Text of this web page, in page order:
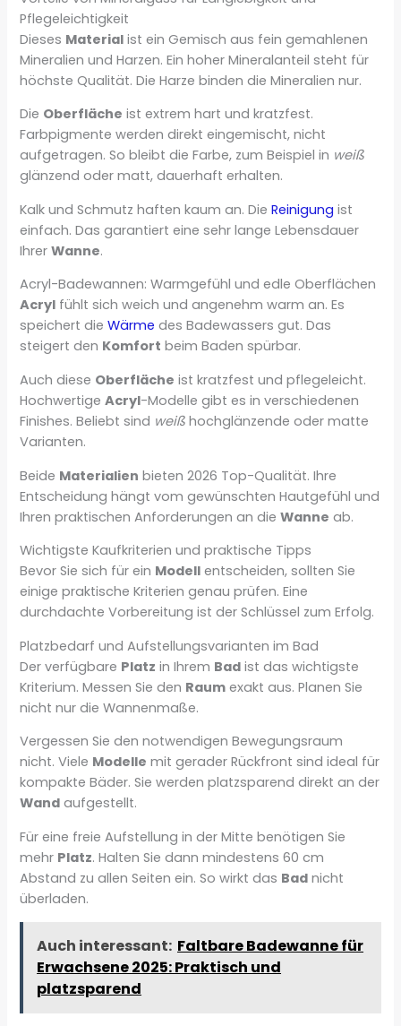
Pflegeleichtigkeit
Dieses Material ist ein Gemisch aus fein gemahlenen
Mineralien und Harzen. Ein hoher Mineralanteil steht für
höchste Qualität. Die Harze binden die Mineralien nur.
Die Oberfläche ist extrem hart und kratzfest.
Farbpigmente werden direkt eingemischt, nicht
aufgetragen. So bleibt die Farbe, zum Beispiel in weiß
glänzend oder matt, dauerhaft erhalten.
Kalk und Schmutz haften kaum an. DieReinigung ist
einfach. Das garantiert eine sehr lange Lebensdauer
IhrerWanne.
Acryl-Badewannen: Warmgefühl und edle Oberflächen
Acryl fühlt sich weich und angenehm warm an. Es
speichert dieWärme des Badewassers gut. Das
steigert den Komfort beim Baden spürbar.
Auch diese Oberfläche ist kratzfest und pflegeleicht.
HochwertigeAcryl-Modelle gibt es in verschiedenen
Finishes. Beliebt sind weiß hochglänzende oder matte
Varianten.
Beide Materialien bieten 2026 Top-Qualität. Ihre
Entscheidung hängt vom gewünschten Hautgefühl und
Ihren praktischen Anforderungen an dieWanne ab.
Wichtigste Kaufkriterien und praktische Tipps
Bevor Sie sich für ein Modell entscheiden, sollten Sie
einige praktische Kriterien genau prüfen. Eine
durchdachte Vorbereitung ist der Schlüssel zum Erfolg.
Platzbedarf und Aufstellungsvarianten im Bad
Der verfügbare Platz in Ihrem Bad ist das wichtigste
Kriterium. Messen Sie den Raum exakt aus. Planen Sie
nicht nur die Wannenmaße.
Vergessen Sie den notwendigen Bewegungsraum
nicht. Viele Modelle mit gerader Rückfront sind ideal für
kompakte Bäder. Sie werden platzsparend direkt an der
Wand aufgestellt.
Für eine freie Aufstellung in der Mitte benötigen Sie
mehr Platz. Halten Sie dann mindestens 60 cm
Abstand zu allen Seiten ein. So wirkt das Bad nicht
überladen.
Auch interessant: Faltbare Badewanne für
Erwachsene 2025: Praktisch und
platzsparend